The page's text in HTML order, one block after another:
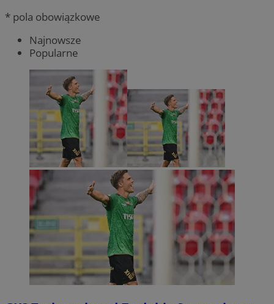
* pola obowiązkowe
Najnowsze
Popularne